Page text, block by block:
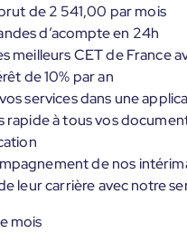
de 2 541,00 par mois
d’acompte en 24h
meilleurs CET de France
de 10% par an
services dans une
rapide à tous vos
de nos
leur carrière avec notre
mois